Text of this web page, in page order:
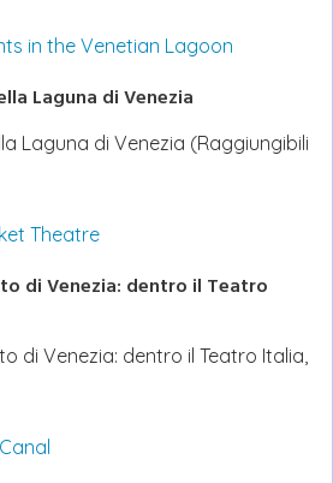
Laguna di Venezia
Laguna di Venezia (Raggiungibili
di Venezia: dentro il Teatro
di Venezia: dentro il Teatro Italia,